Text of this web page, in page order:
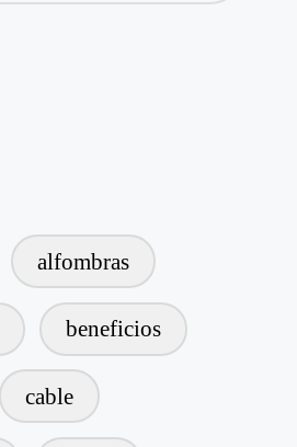
alfombras
beneficios
cable